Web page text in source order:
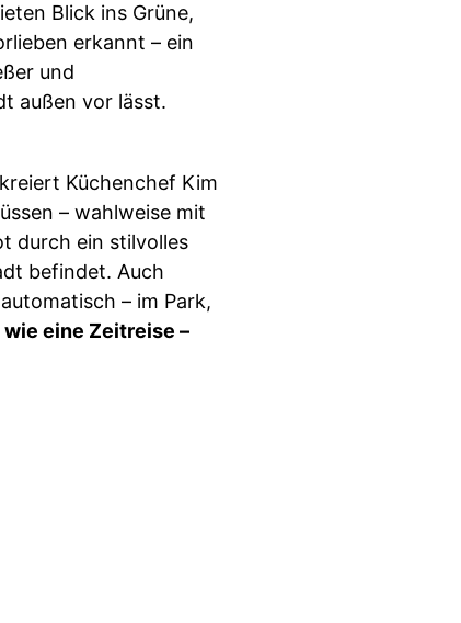
Blick ins Grüne,
erkannt – ein
und
außen vor lässt.
Küchenchef Kim
– wahlweise mit
durch ein stilvolles
befindet. Auch
– im Park,
wie eine Zeitreise –